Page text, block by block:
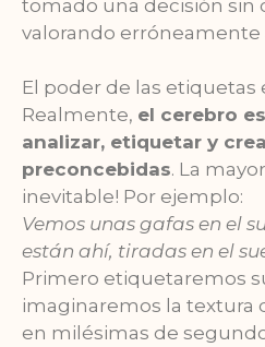
tomado una decisión sin
valorando erróneamente
El poder de las
Realmente, el cerebro
analizar, etiquetar y
preconcebidas. La
inevitable! Por ejemplo:
Vemos unas gafas en el
están ahí, tiradas en el
Primero etiquetaremos
imaginaremos la textura
en milésimas de